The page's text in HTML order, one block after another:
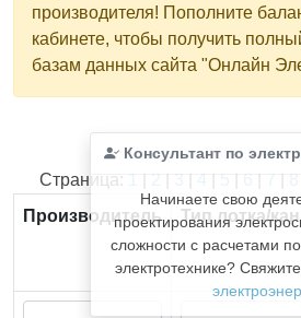
производителя! Пополните
кабинете, чтобы получить
базам данных сайта "Онлайн
Консультант по
Начинаете свою
проектирования
сложности с расчетами
электротехнике?
Найдено366из366
Страница: 1 | 2 | 3 | 4 | 5 | 6 | 7 | 8
Производитель
Тип лотка/